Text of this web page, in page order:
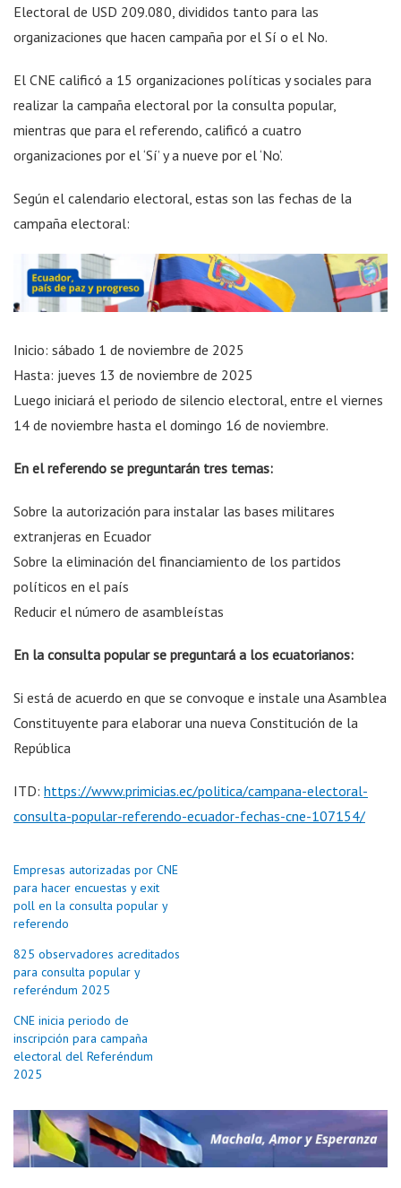
Electoral de USD 209.080, divididos tanto para las
organizaciones que hacen campaña por el Sí o el No.
El CNE calificó a 15 organizaciones políticas y sociales para
realizar la campaña electoral por la consulta popular,
mientras que para el referendo, calificó a cuatro
organizaciones por el ‘Sí’ y a nueve por el ‘No’.
Según el calendario electoral, estas son las fechas de la
campaña electoral:
Inicio: sábado 1 de noviembre de 2025
Hasta: jueves 13 de noviembre de 2025
Luego iniciará el periodo de silencio electoral, entre el viernes
14 de noviembre hasta el domingo 16 de noviembre.
En el referendo se preguntarán tres temas:
Sobre la autorización para instalar las bases militares
extranjeras en Ecuador
Sobre la eliminación del financiamiento de los partidos
políticos en el país
Reducir el número de asambleístas
En la consulta popular se preguntará a los ecuatorianos:
Si está de acuerdo en que se convoque e instale una Asamblea
Constituyente para elaborar una nueva Constitución de la
República
ITD: https://www.primicias.ec/politica/campana-electoral-
consulta-popular-referendo-ecuador-fechas-cne-107154/
Empresas autorizadas por CNE
para hacer encuestas y exit
poll en la consulta popular y
referendo
825 observadores acreditados
para consulta popular y
referéndum 2025
CNE inicia periodo de
inscripción para campaña
electoral del Referéndum
2025